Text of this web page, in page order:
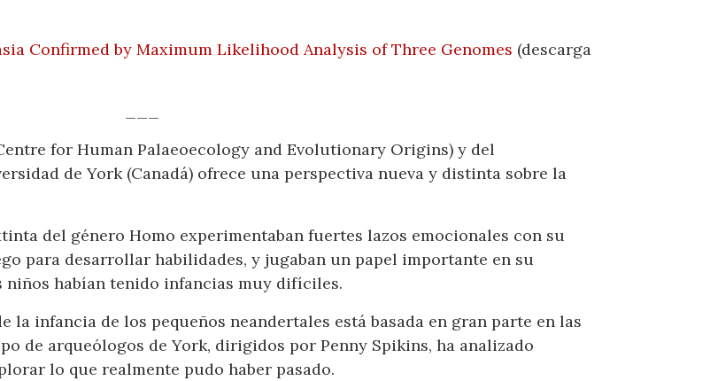
Confirmed by Maximum Likelihood Analysis of Three Genomes (descarga
for Human Palaeoecology and Evolutionary Origins) y del
de York (Canadá) ofrece una perspectiva nueva y distinta sobre la
del género Homo experimentaban fuertes lazos emocionales con su
para desarrollar habilidades, y jugaban un papel importante en su
niños habían tenido infancias muy difíciles.
infancia de los pequeños neandertales está basada en gran parte en las
de arqueólogos de York, dirigidos por Penny Spikins, ha analizado
lo que realmente pudo haber pasado.